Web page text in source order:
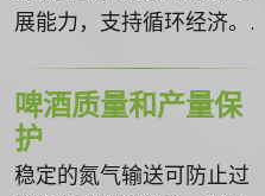
展能力，支持循环经济。.
啤酒质量和产量保
护
稳定的氮气输送可防止过